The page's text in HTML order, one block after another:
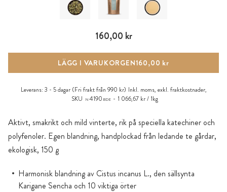
Aktivt, smakrikt och mild vinterte, rik på speciella katechiner och
polyfenoler. Egen blandning, handplockad från ledande te gårdar,
ekologisk, 150 g
Harmonisk blandning av Cistus incanus L., den sällsynta
Karigane Sencha och 10 viktiga örter
160,00 kr
LÄGG I VARUKORGEN160,00 kr
Leverans: 3 - 5 dagar (Fri frakt från 990 kr) Inkl. moms, exkl. fraktkostnader,
SKU
N4190 BDE 1 066,67 kr / 1kg